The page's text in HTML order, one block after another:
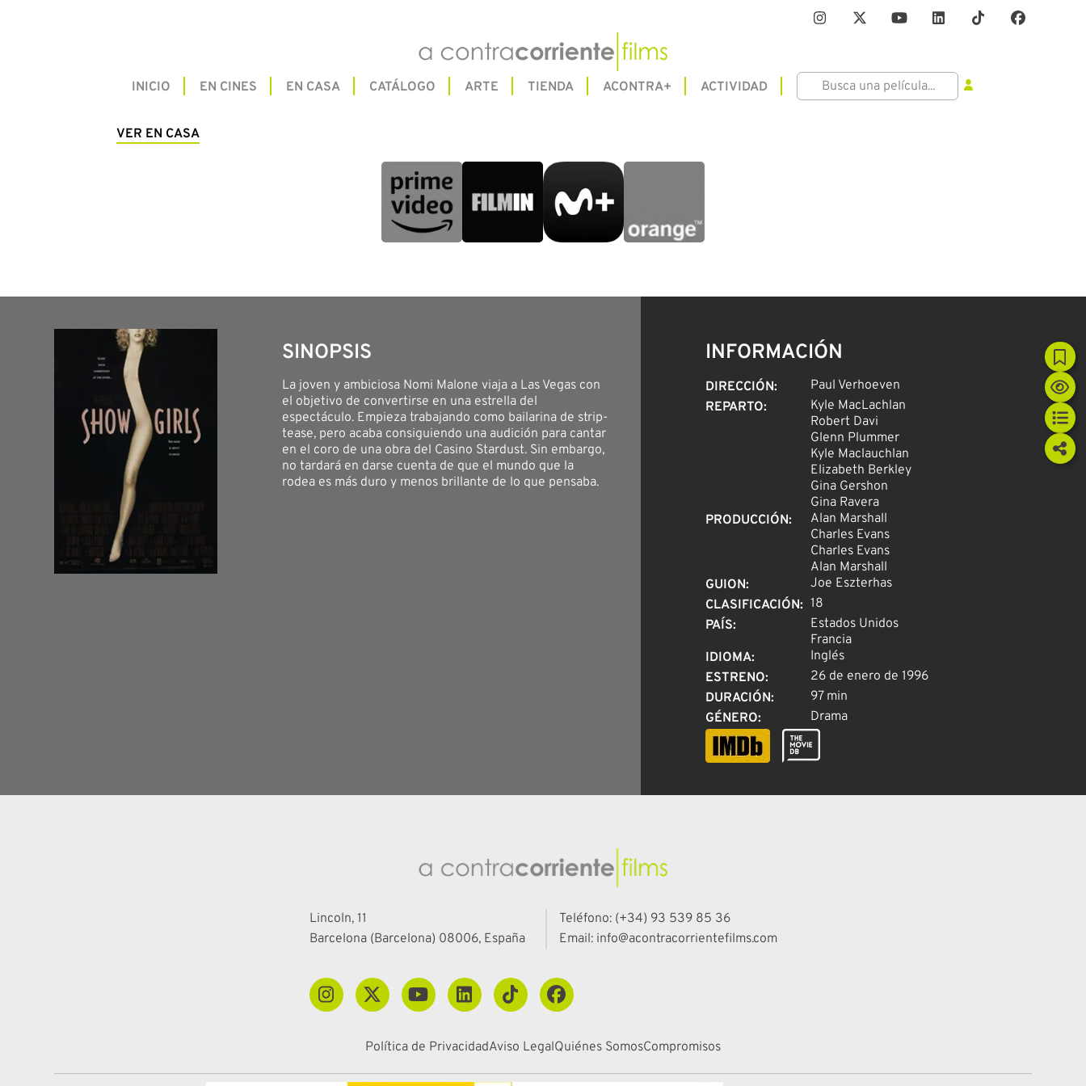
INICIO EN CINES EN CASA CATÁLOGO ARTE TIENDA ACONTRA+ ACTIVIDAD
VER EN CASA
SINOPSIS
La joven y ambiciosa Nomi Malone viaja a Las Vegas con
el objetivo de convertirse en una estrella del
espectáculo. Empieza trabajando como bailarina de strip-
tease, pero acaba consiguiendo una audición para cantar
en el coro de una obra del Casino Stardust. Sin embargo,
no tardará en darse cuenta de que el mundo que la
rodea es más duro y menos brillante de lo que pensaba.
INFORMACIÓN
DIRECCIÓN:
Paul Verhoeven
REPARTO:
Kyle MacLachlan
Robert Davi
Glenn Plummer
Kyle Maclauchlan
Elizabeth Berkley
Gina Gershon
Gina Ravera
PRODUCCIÓN:
Alan Marshall
Charles Evans
Charles Evans
Alan Marshall
GUION:
Joe Eszterhas
CLASIFICACIÓN: 18
PAÍS:
Estados Unidos
Francia
IDIOMA:
Inglés
ESTRENO:
26 de enero de 1996
DURACIÓN:
97 min
GÉNERO: Drama
Lincoln, 11
Barcelona (Barcelona) 08006, España
Teléfono: (+34) 93 539 85 36
Email: info@acontracorrientefilms.com
Política de PrivacidadAviso LegalQuiénes SomosCompromisos